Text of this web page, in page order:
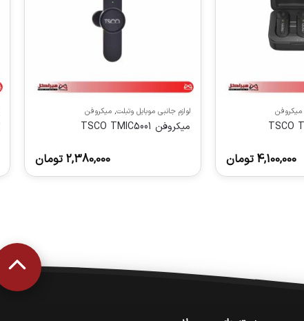
میکروفن
4,100,000 تومان
لوازم جانبی موبایل وتبلت,میکروفن
میکروفن TSCO TMIC5001
2,380,000 تومان